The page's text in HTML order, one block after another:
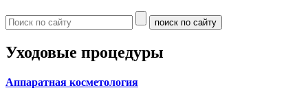
Уходовые процедуры
Аппаратная косметология